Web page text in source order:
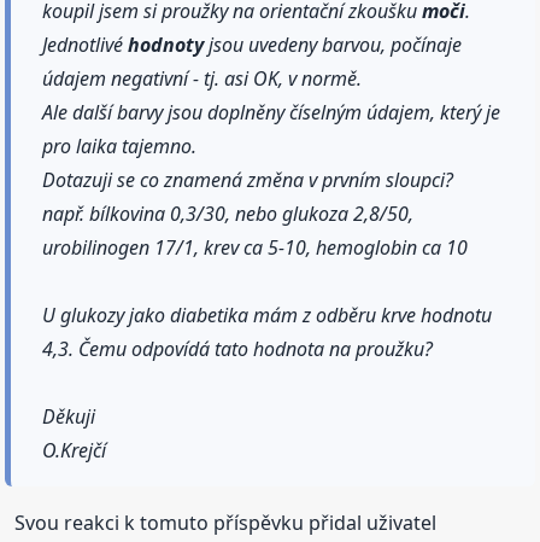
koupil jsem si proužky na orientační zkouškumoči.
Jednotlivéhodnotyjsou uvedeny barvou, počínaje
údajem negativní - tj. asi OK, v normě.
Ale další barvy jsou doplněny číselným údajem, který je
pro laika tajemno.
Dotazuji se co znamená změna v prvním sloupci?
např. bílkovina 0,3/30, nebo glukoza 2,8/50,
urobilinogen 17/1, krev ca 5-10, hemoglobin ca 10
U glukozy jako diabetika mám z odběru krve hodnotu
4,3. Čemu odpovídá tato hodnota na proužku?
Děkuji
O.Krejčí
Svou reakci k tomuto příspěvku přidal uživatel